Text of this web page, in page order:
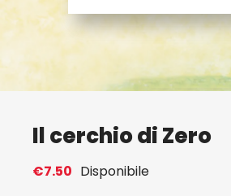
Il cerchio di Zero
€7.50 Disponibile